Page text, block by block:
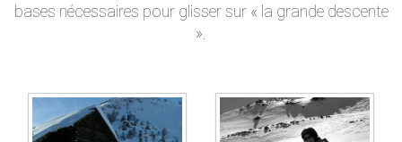
bases nécessaires pour glisser sur « la grande descente
».